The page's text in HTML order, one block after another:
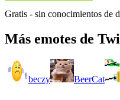
Gratis - sin conocimientos de
Más emotes de
beczy BeerCat